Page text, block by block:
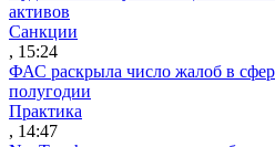
активов
Санкции
, 15:24
ФАС раскрыла число жалоб в
полугодии
Практика
, 14:47